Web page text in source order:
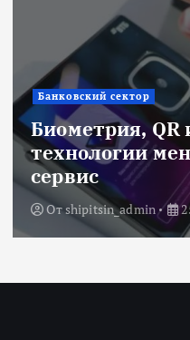
Банковский сектор
Биометрия,
технологии
сервис
Отshipitsin_admin